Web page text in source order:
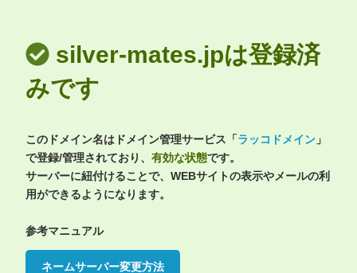
silver-mates.jpは登録済
みです
このドメイン名はドメイン管理サービス「ラッコドメイン 」
で登録/管理されており、 有効な状態です。
サーバーに紐付けることで、WEBサイトの表示やメールの利
用ができるようになります。
参考マニュアル
ネームサーバー変更方法